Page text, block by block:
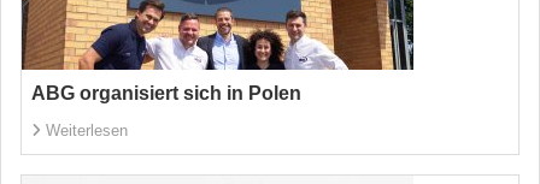
ABG organisiert sich in Polen
Weiterlesen